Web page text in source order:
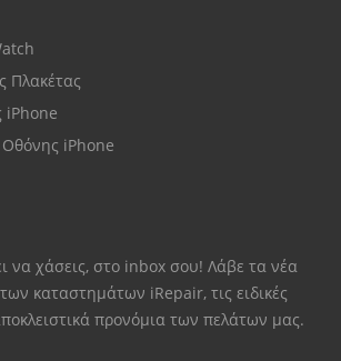
Πλακέτας
iPhone
iPhone
να χάσεις, στο inbox σου! Λάβε τα νέα
καταστημάτων iRepair, τις ειδικές
προνόμια των πελάτων μας.